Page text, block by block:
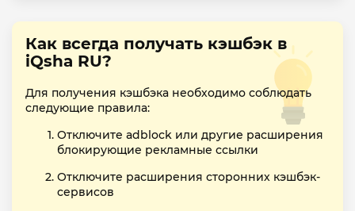
Как всегда получать кэшбэк в
iQsha RU?
Для получения кэшбэка необходимо соблюдать
следующие правила:
Отключите adblock или другие расширения
блокирующие рекламные ссылки
Отключите расширения сторонних кэшбэк-
сервисов